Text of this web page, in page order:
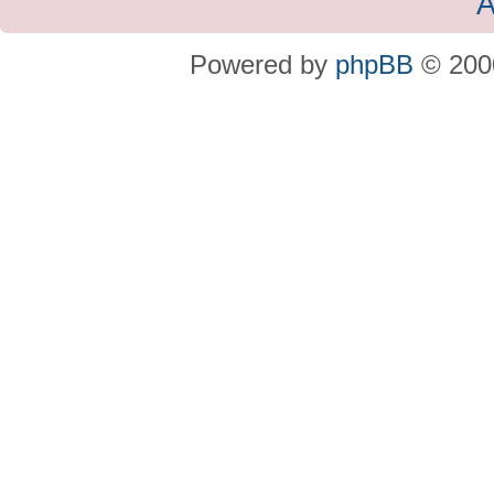
Powered by phpBB ©